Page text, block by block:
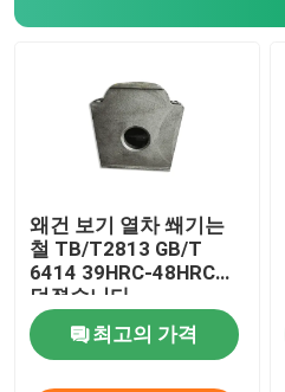
철도 트랙 부품
왜건 보기 열차 쐐기는
철 TB/T2813 GB/T
6414 39HRC-48HRC를
던졌습니다
최고의 가격